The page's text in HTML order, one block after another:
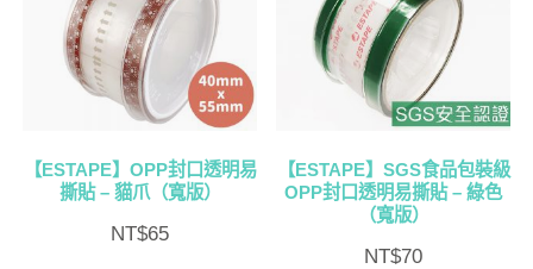
【ESTAPE】OPP封口透明易
撕貼 – 貓爪（寬版）
NT$65
【ESTAPE】SGS食品包裝級
OPP封口透明易撕貼 – 綠色
（寬版）
NT$70